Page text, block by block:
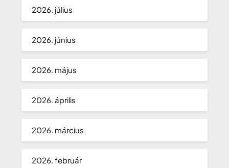
2026. július
2026. június
2026. május
2026. április
2026. március
2026. február